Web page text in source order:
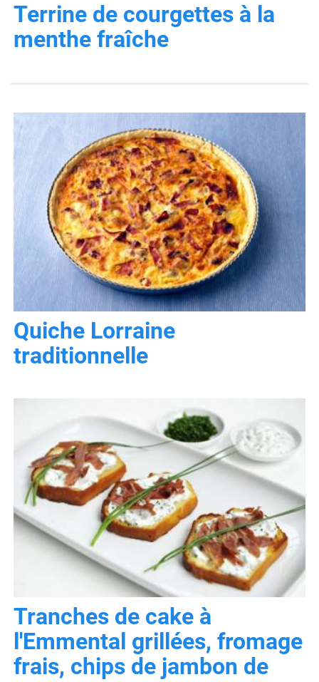
Terrine de courgettes à la
menthe fraîche
Quiche Lorraine
traditionnelle
Tranches de cake à
l'Emmental grillées, fromage
frais, chips de jambon de